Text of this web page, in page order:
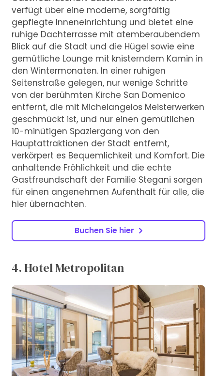
verfügt über eine moderne, sorgfältig
gepflegte Inneneinrichtung und bietet eine
ruhige Dachterrasse mit atemberaubendem
Blick auf die Stadt und die Hügel sowie eine
gemütliche Lounge mit knisterndem Kamin in
den Wintermonaten. In einer ruhigen
Seitenstraße gelegen, nur wenige Schritte
von der berühmten Kirche San Domenico
entfernt, die mit Michelangelos Meisterwerken
geschmückt ist, und nur einen gemütlichen
10-minütigen Spaziergang von den
Hauptattraktionen der Stadt entfernt,
verkörpert es Bequemlichkeit und Komfort. Die
anhaltende Fröhlichkeit und die echte
Gastfreundschaft der Familie Stegani sorgen
für einen angenehmen Aufenthalt für alle, die
hier übernachten.
Buchen Sie hier
4. Hotel Metropolitan